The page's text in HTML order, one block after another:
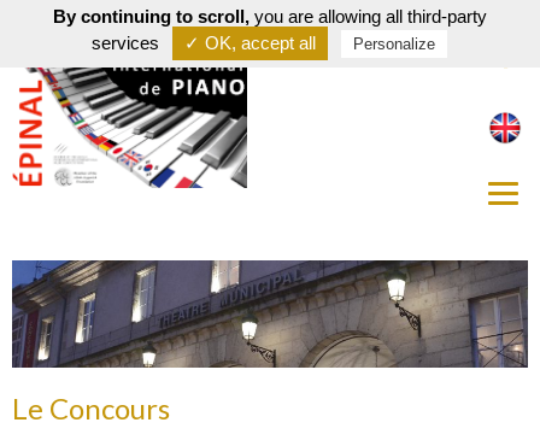
Le Concours
By continuing to scroll,you are allowing all third-party
services
✓ OK, accept all Personalize